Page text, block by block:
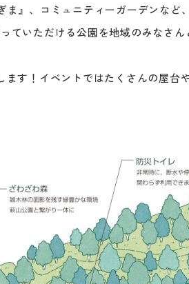
』、コミュニティーガーデンな
いただける公園を地域のみなさん
す！イベントではたくさんの屋台